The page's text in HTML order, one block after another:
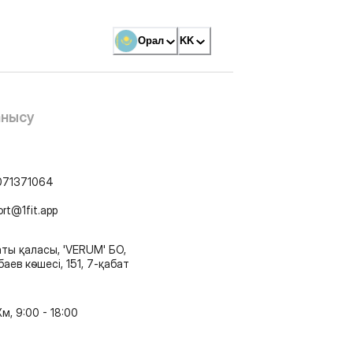
Орал KK
қаласы, 'VERUM' БО,
көшесі, 151, 7-қабат
9:00 - 18:00